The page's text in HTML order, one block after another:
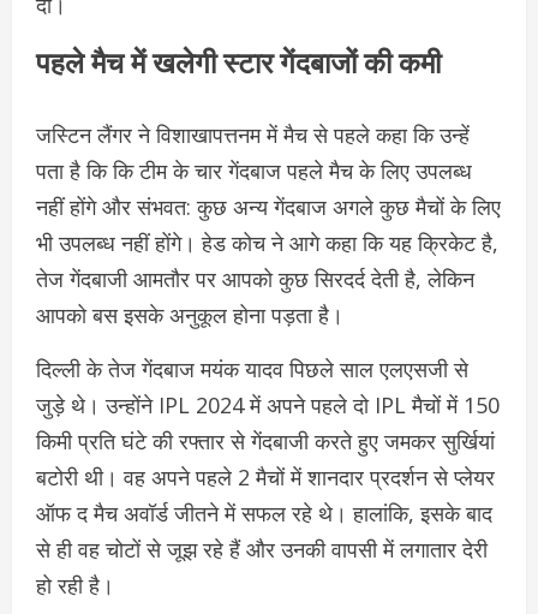
पहले मैच में खलेगी स्टार गेंदबाजों की कमी
जस्टिन लैंगर ने विशाखापत्तनम में मैच से पहले कहा कि उन्हें
पता है कि कि टीम के चार गेंदबाज पहले मैच के लिए उपलब्ध
नहीं होंगे और संभवत: कुछ अन्य गेंदबाज अगले कुछ मैचों के लिए
भी उपलब्ध नहीं होंगे। हेड कोच ने आगे कहा कि यह क्रिकेट है,
तेज गेंदबाजी आमतौर पर आपको कुछ सिरदर्द देती है, लेकिन
आपको बस इसके अनुकूल होना पड़ता है।
दिल्ली के तेज गेंदबाज मयंक यादव पिछले साल एलएसजी से
जुड़े थे। उन्होंने IPL 2024 में अपने पहले दो IPL मैचों में 150
किमी प्रति घंटे की रफ्तार से गेंदबाजी करते हुए जमकर सुर्खियां
बटोरी थी। वह अपने पहले 2 मैचों में शानदार प्रदर्शन से प्लेयर
ऑफ द मैच अवॉर्ड जीतने में सफल रहे थे। हालांकि, इसके बाद
से ही वह चोटों से जूझ रहे हैं और उनकी वापसी में लगातार देरी
हो रही है।